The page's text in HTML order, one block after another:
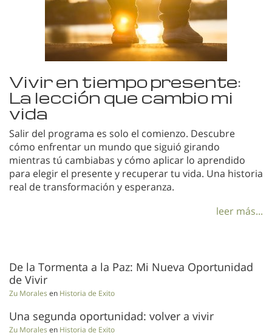
Vivir en tiempo presente:
La lección que cambio mi
vida
Salir del programa es solo el comienzo. Descubre
cómo enfrentar un mundo que siguió girando
mientras tú cambiabas y cómo aplicar lo aprendido
para elegir el presente y recuperar tu vida. Una historia
real de transformación y esperanza.
leer más...
De la Tormenta a la Paz: Mi Nueva Oportunidad
de Vivir
Zu Morales en Historia de Exito
Una segunda oportunidad: volver a vivir
Zu Morales en Historia de Exito